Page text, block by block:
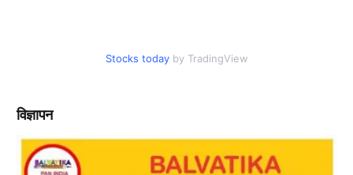
Stocks today by TradingView
विज्ञापन